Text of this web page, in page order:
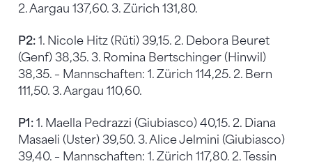
2. Aargau 137,60. 3. Zürich 131,80.
P2: 1. Nicole Hitz (Rüti) 39,15. 2. Debora Beuret
(Genf) 38,35. 3. Romina Bertschinger (Hinwil)
38,35. – Mannschaften: 1. Zürich 114,25. 2. Bern
111,50. 3. Aargau 110,60.
P1: 1. Maella Pedrazzi (Giubiasco) 40,15. 2. Diana
Masaeli (Uster) 39,50. 3. Alice Jelmini (Giubiasco)
39,40. – Mannschaften: 1. Zürich 117,80. 2. Tessin